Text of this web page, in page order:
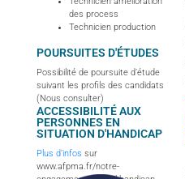
des process
Technicien production
POURSUITES D'ÉTUDES
Possibilité de poursuite d’étude
suivant les profils des candidats
(Nous consulter)
ACCESSIBILITÉ AUX
PERSONNES EN
SITUATION D'HANDICAP
Plus d’infos sur
www.afpma.fr/notre-